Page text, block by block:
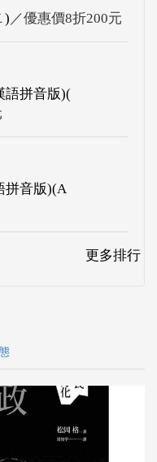
) ／優惠價8折200元
語拼音版)(
拼音版)(A
更多排行